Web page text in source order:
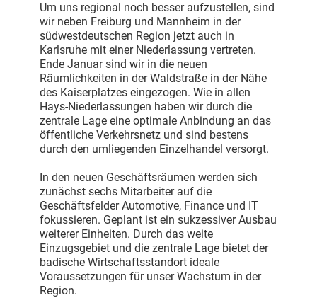
Um uns regional noch besser aufzustellen, sind
wir neben Freiburg und Mannheim in der
südwestdeutschen Region jetzt auch in
Karlsruhe mit einer Niederlassung vertreten.
Ende Januar sind wir in die neuen
Räumlichkeiten in der Waldstraße in der Nähe
des Kaiserplatzes eingezogen. Wie in allen
Hays-Niederlassungen haben wir durch die
zentrale Lage eine optimale Anbindung an das
öffentliche Verkehrsnetz und sind bestens
durch den umliegenden Einzelhandel versorgt.
In den neuen Geschäftsräumen werden sich
zunächst sechs Mitarbeiter auf die
Geschäftsfelder Automotive, Finance und IT
fokussieren. Geplant ist ein sukzessiver Ausbau
weiterer Einheiten. Durch das weite
Einzugsgebiet und die zentrale Lage bietet der
badische Wirtschaftsstandort ideale
Voraussetzungen für unser Wachstum in der
Region.